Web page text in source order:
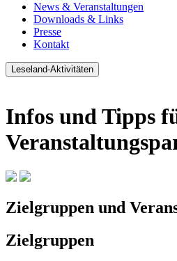
News & Veranstaltungen
Downloads & Links
Presse
Kontakt
Leseland-Aktivitäten
Infos und Tipps
Zielgruppen und
Zielgruppen